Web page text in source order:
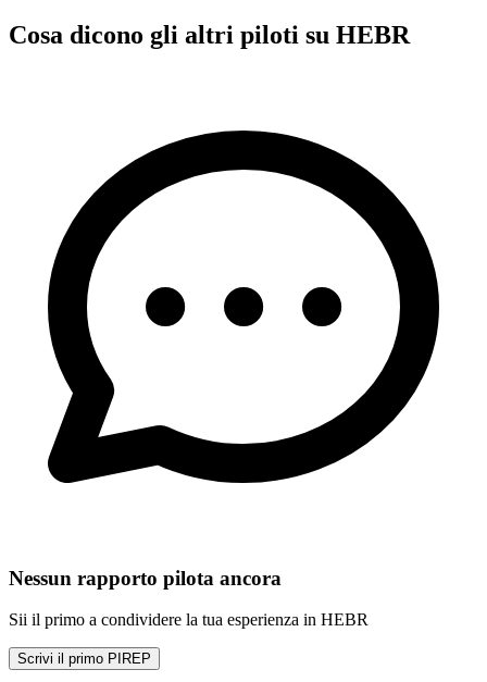
Cosa dicono gli altri piloti su HEBR
Nessun rapporto pilota ancora
Sii il primo a condividere la tua esperienza in HEBR
Scrivi il primo PIREP